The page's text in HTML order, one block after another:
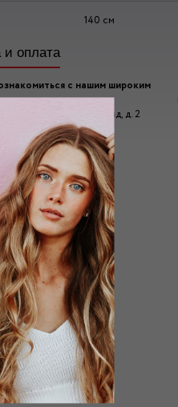
140 см
и оплата
с нашим широким
по адресу:
ой Автозаводский проезд, д. 2
- 20.00
19.00/18.00